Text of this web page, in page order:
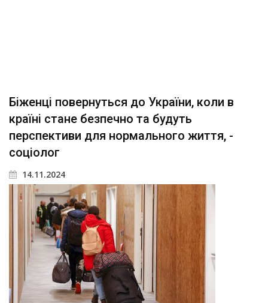
Біженці повернуться до України, коли в
країні стане безпечно та будуть
перспективи для нормального життя, -
соціолог
14.11.2024